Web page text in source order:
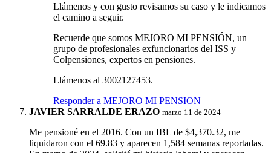
Llámenos y con gusto revisamos su caso y le indicamos
el camino a seguir.
Recuerde que somos MEJORO MI PENSIÓN, un
grupo de profesionales exfuncionarios del ISS y
Colpensiones, expertos en pensiones.
Llámenos al 3002127453.
Responder a MEJORO MI PENSION
JAVIER SARRALDE ERAZO marzo 11 de 2024
Me pensioné en el 2016. Con un IBL de $4,370.32, me
liquidaron con el 69.83 y aparecen 1,584 semanas reportadas.